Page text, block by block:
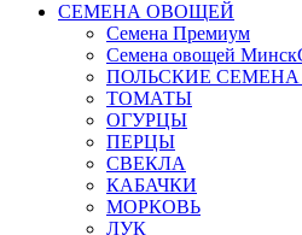
СЕМЕНА ОВОЩЕЙ
Семена Премиум
Семена овощей
ПОЛЬСКИЕ СЕМЕНА
ТОМАТЫ
ОГУРЦЫ
ПЕРЦЫ
СВЕКЛА
КАБАЧКИ
МОРКОВЬ
ЛУК